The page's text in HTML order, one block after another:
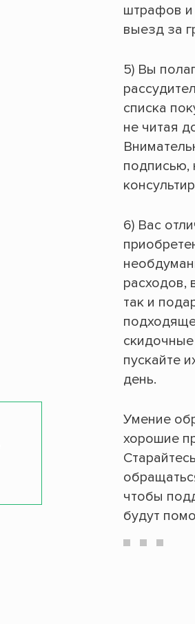
штрафов и
выезд за
5) Вы
списка
не читая
подписью,
6) Вас
расходов,
так и
пускайте
день.
Умение
хорошие
чтобы
будут